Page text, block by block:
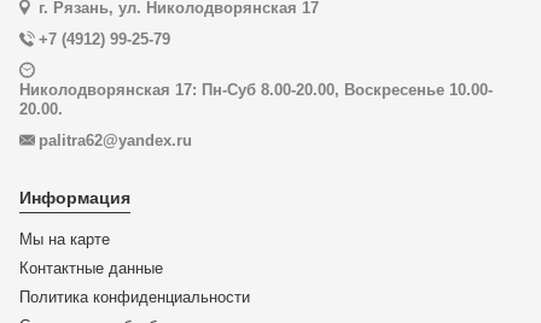
г. Рязань, ул. Николодворянская 17
+7 (4912) 99-25-79
Николодворянская 17: Пн-Суб 8.00-20.00, Воскресенье 10.00-
20.00.
palitra62@yandex.ru
Информация
Мы на карте
Контактные данные
Политика конфиденциальности